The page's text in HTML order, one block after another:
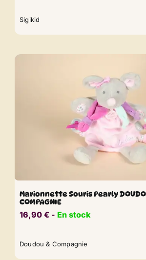
Sigikid
Marionnette Souris Pearly
COMPAGNIE
16,90 € ​​ - En stock
Doudou & Compagnie